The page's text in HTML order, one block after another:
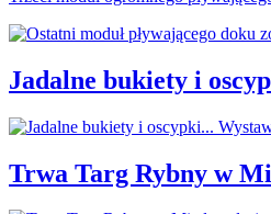
Jadalne bukiety i
Trwa Targ Rybny w